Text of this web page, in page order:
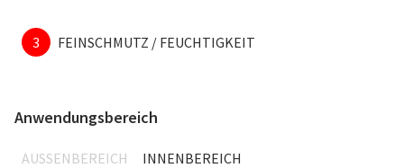
3 FEINSCHMUTZ / FEUCHTIGKEIT
Anwendungsbereich
AUSSENBEREICH INNENBEREICH